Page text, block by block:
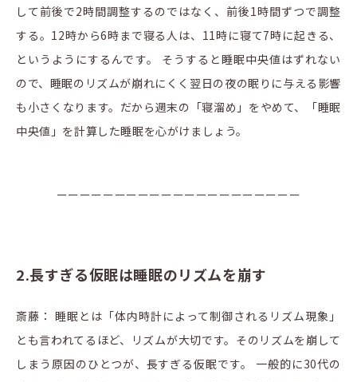
して前後で2時間調整するのではなく、前後1時間ずつで調整
する。12時から6時まで寝る人は、11時に寝て7時に起きる、
というようにするんです。 そうすると睡眠中央値はずれない
ので、睡眠のリズムが崩れにくく翌日の夜の眠りに与える影響
も小さくなります。だから週末の「寝溜め」をやめて、「睡眠
中央値」を計算した睡眠を心がけましょう。
ーーーーーーーーーーーーーーーーーーーーー
2.長すぎる仮眠は睡眠のリズムを崩す
斎藤： 睡眠とは「体内時計によって制御されるリズム現象」
とも言われてるほど、リズムが大切です。そのリズムを崩して
しまう原因のひとつが、長すぎる仮眠です。 一般的に30代の